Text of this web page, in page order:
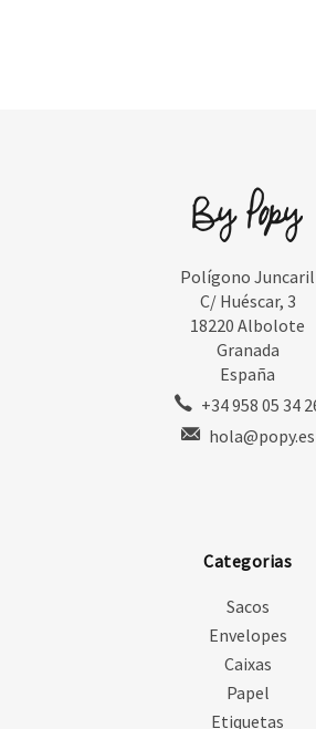
Polígono Juncaril
C/ Huéscar, 3
18220 Albolote
Granada
España
+34 958 05 34
hola@popy.es
Categorias
Sacos
Envelopes
Caixas
Papel
Etiquetas